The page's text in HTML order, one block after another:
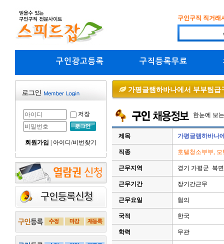
구인구직 직거래
구인광고등록 구직등록무료
저장
회원가입 아이디/비번찾기
가평글램하바나에서 부부팀급
한눈에 보
제목 가평글램하바나
직종 호텔청소부부,
근무지역 경기 가평군 북면
근무기간 장기간근무
근무요일 협의
국적 한국
학력 무관